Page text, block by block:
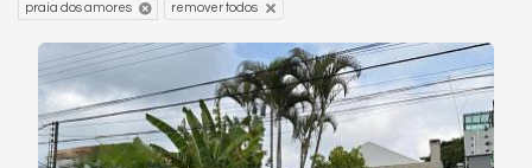
praia dos amores remover todos